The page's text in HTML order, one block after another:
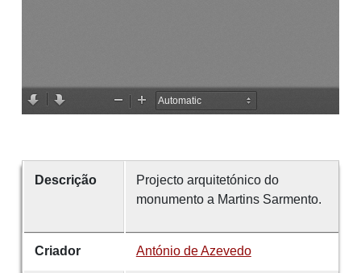
Descrição
Projecto arquitetónico do
monumento a Martins Sarmento.
Criador António de Azevedo